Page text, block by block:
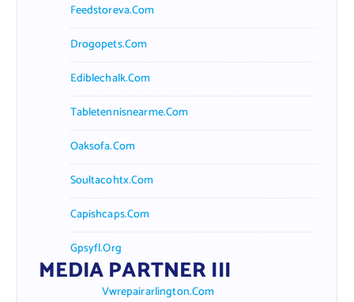
Feedstoreva.com
Drogopets.com
Ediblechalk.com
Tabletennisnearme.com
Oaksofa.com
Soultacohtx.com
Capishcaps.com
Gpsyfl.org
MEDIA PARTNER III
Vwrepairarlington.com